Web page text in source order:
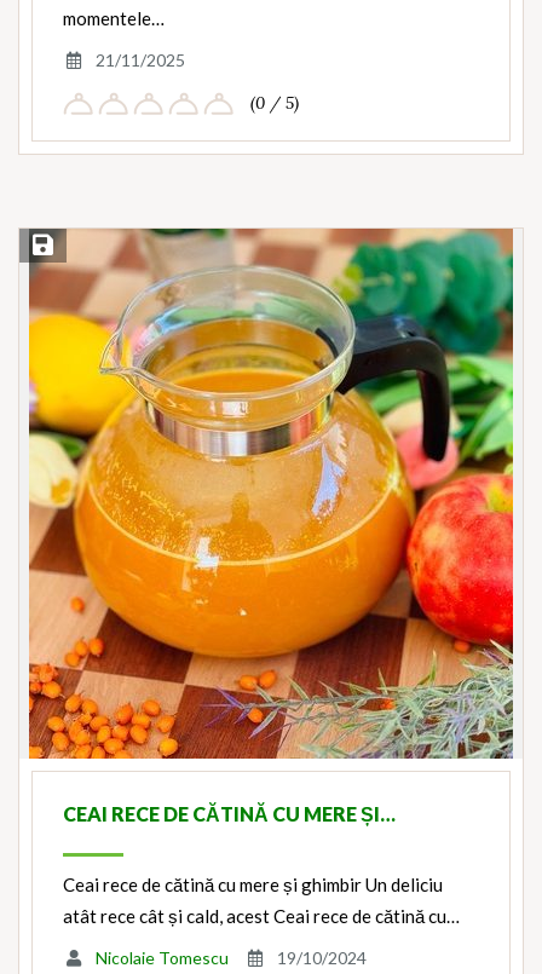
momentele…
21/11/2025
(0 / 5)
Save Recipe
CEAI RECE DE CĂTINĂ CU MERE ȘI…
Ceai rece de cătină cu mere și ghimbir Un deliciu
atât rece cât și cald, acest Ceai rece de cătină cu…
Nicolaie Tomescu 19/10/2024